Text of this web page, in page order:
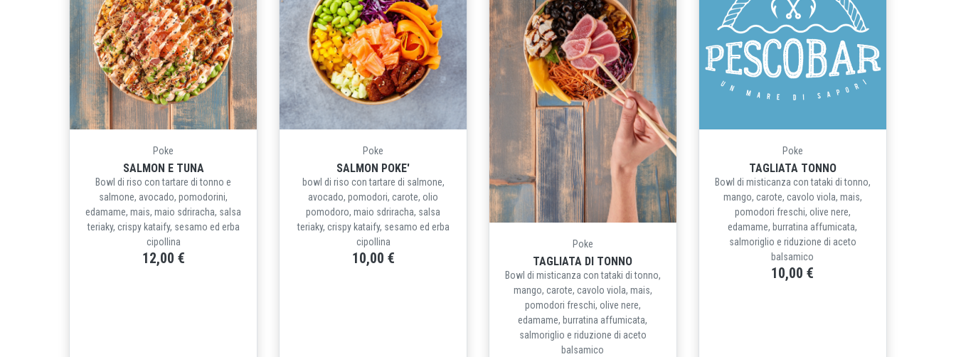
Poke
SALMON E TUNA
Bowl di riso con tartare di tonno e
salmone, avocado, pomodorini,
edamame, mais, maio sdriracha, salsa
teriaky, crispy kataify, sesamo ed erba
cipollina
12,00 €
Poke
SALMON POKE'
bowl di riso con tartare di salmone,
avocado, pomodori, carote, olio
pomodoro, maio sdriracha, salsa
teriaky, crispy kataify, sesamo ed erba
cipollina
10,00 €
Poke
TAGLIATA DI TONNO
Bowl di misticanza con tataki di tonno,
mango, carote, cavolo viola, mais,
pomodori freschi, olive nere,
edamame, burratina affumicata,
salmoriglio e riduzione di aceto
balsamico
Poke
TAGLIATA TONNO
Bowl di misticanza con tataki di tonno,
mango, carote, cavolo viola, mais,
pomodori freschi, olive nere,
edamame, burratina affumicata,
salmoriglio e riduzione di aceto
balsamico
10,00 €